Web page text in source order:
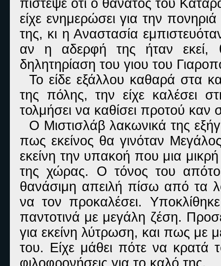
πίστεψε ότι ο θάνατος του
είχε ενημερώσει για την
της, κι η Αναστασία
αν η αδερφή της ήταν εκεί,
δηλητηρίαση του γιου του
Το είδε εξάλλου καθαρά στα
της πόλης, την είχε καλέσει
τολμήσει να καθίσει προτού καν
Ο Μιστισλάβ λακωνικά της
πως εκείνος θα γινόταν
εκείνη την υπακοή που μια
της χώρας. Ο τόνος του
θανάσιμη απειλή πίσω από τα
να τον προκαλέσει.
παντοτινά με μεγάλη ζέση.
για εκείνη λύτρωση, και πως με
του. Είχε μάθει πότε να κρατά
φιλοφρονήσεις για το καλό της.